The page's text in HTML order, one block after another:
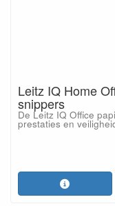
Leitz IQ Home
snippers
De Leitz IQ Office
prestaties en